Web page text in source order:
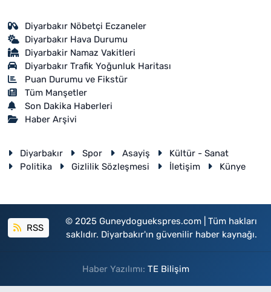
Diyarbakır Nöbetçi Eczaneler
Diyarbakır Hava Durumu
Diyarbakir Namaz Vakitleri
Diyarbakır Trafik Yoğunluk Haritası
Puan Durumu ve Fikstür
Tüm Manşetler
Son Dakika Haberleri
Haber Arşivi
Diyarbakır Spor Asayiş
Kültür - Sanat
Politika
Gizlilik Sözleşmesi İletişim Künye
RSS
© 2025 Guneydoguekspres.com | Tüm hakları
saklıdır. Diyarbakır'ın güvenilir haber kaynağı.
Haber Yazılımı: TE Bilişim